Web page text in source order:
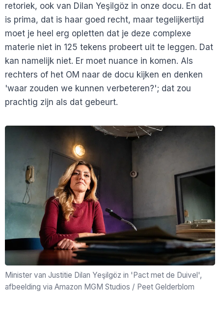
retoriek, ook van Dilan Yeşilgöz in onze docu. En dat
is prima, dat is haar goed recht, maar tegelijkertijd
moet je heel erg opletten dat je deze complexe
materie niet in 125 tekens probeert uit te leggen. Dat
kan namelijk niet. Er moet nuance in komen. Als
rechters of het OM naar de docu kijken en denken
'waar zouden we kunnen verbeteren?'; dat zou
prachtig zijn als dat gebeurt.
Minister van Justitie Dilan Yeşilgöz in 'Pact met de Duivel',
afbeelding via Amazon MGM Studios / Peet Gelderblom